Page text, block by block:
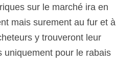
sur le marché ira en
mais surement au fur et à
y trouveront leur
uniquement pour le rabais